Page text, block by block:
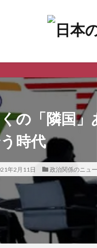
の「隣国
時代
年2月11日 政治関係のニュ